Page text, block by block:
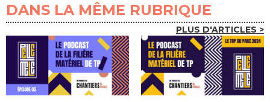
DANS LA MÊME RUBRIQUE
PLUS D'ARTICLES >